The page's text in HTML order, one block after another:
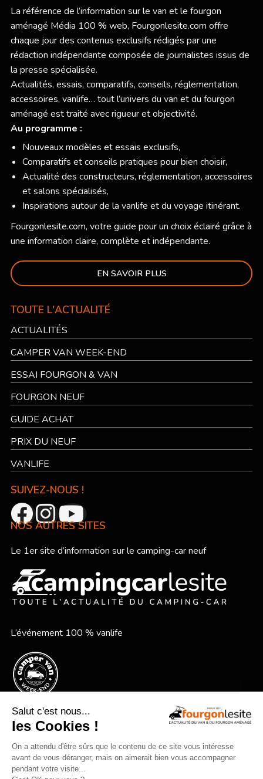
La référence de l’information sur le van et le fourgon
aménagé Média 100 % web, Fourgonlesite.com offre
chaque jour des contenus exclusifs rédigés par une
rédaction indépendante composée de journalistes issus de
la presse spécialisée.
Actualités, essais, comparatifs, conseils, réglementation,
accessoires, vanlife… tout l’univers du van et du fourgon
aménagé est traité avec rigueur et objectivité.
Au programme :
Nouveaux modèles et essais exclusifs,
Comparatifs et conseils pratiques pour bien choisir,
Actualité des constructeurs, réglementation, accessoires
et salons spécialisés,
Inspirations autour de la vanlife et du voyage itinérant.
Fourgonlesite.com, votre guide pour un choix éclairé grâce à
une information claire, complète et indépendante.
EN SAVOIR PLUS
TOUTE L'ACTUALITÉ
ACTUALITÉS
CAMPER VAN WEEK-END
ESSAI FOURGON & VAN
FOURGON NEUF
GUIDE ACHAT
PRIX DU NEUF
VANLIFE
SUIVEZ-NOUS !
NOS AUTRES SITES
Le 1er site d’information sur le camping-car neuf
L’événement 100 % vanlife
Le festival vanlife en bord de mer